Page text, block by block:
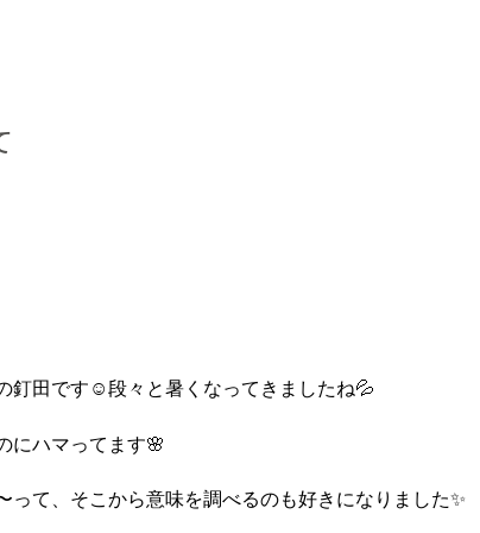
釘田です☺️段々と暑くなってきましたね💦
にハマってます🌸
て、そこから意味を調べるのも好きになりました✨